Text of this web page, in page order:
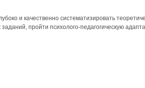
и качественно систематизировать
пройти психолого-педагогическую